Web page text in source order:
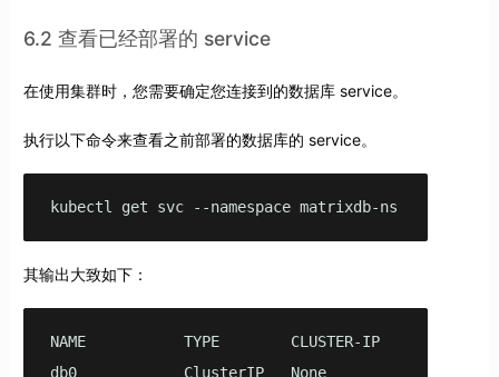
6.2 查看已经部署的 service
在使用集群时，您需要确定您连接到的数据库 service。
执行以下命令来查看之前部署的数据库的 service。
kubectl get svc --namespace matrixdb-ns
其输出大致如下：
NAME           TYPE        CLUSTER-IP
db0            ClusterIP   None             <none>